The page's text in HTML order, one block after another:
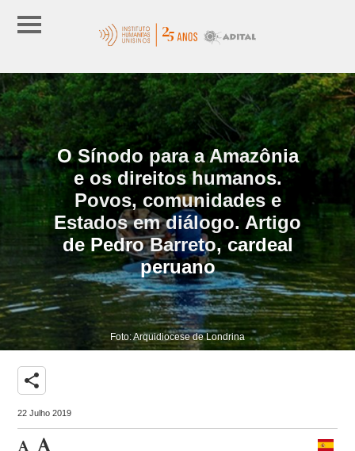
O Sínodo para a Amazônia
e os direitos humanos.
Povos, comunidades e
Estados em diálogo. Artigo
de Pedro Barreto, cardeal
peruano
Foto: Arquidiocese de Londrina
share
22 Julho 2019